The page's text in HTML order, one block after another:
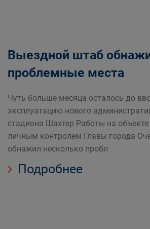
Выездной штаб
проблемные места
Чуть больше месяца осталось до
эксплуатацию нового
стадиона Шахтер Работы на объекте
личным контролем Главы города
обнажил несколько пробл
Подробнее